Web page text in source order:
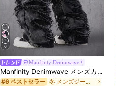
6
Manfinity Denimwave
Manfinity Denimwave メンズカジュアル ダメージ加工 フレイドヘム ダークグレー デニムジーンズ
#6 ベストセラー 冬 メンズジーンズ